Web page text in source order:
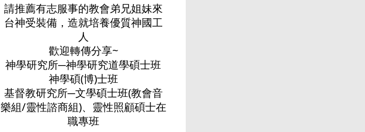
請推薦有志服事的教會弟兄姐妹來
台神受裝備，造就培養優質神國工
人
歡迎轉傳分享~
神學研究所─神學研究道學碩士班
神學碩(博)士班
基督教研究所─文學碩士班(教會音
樂組/靈性諮商組)、靈性照顧碩士在
職專班